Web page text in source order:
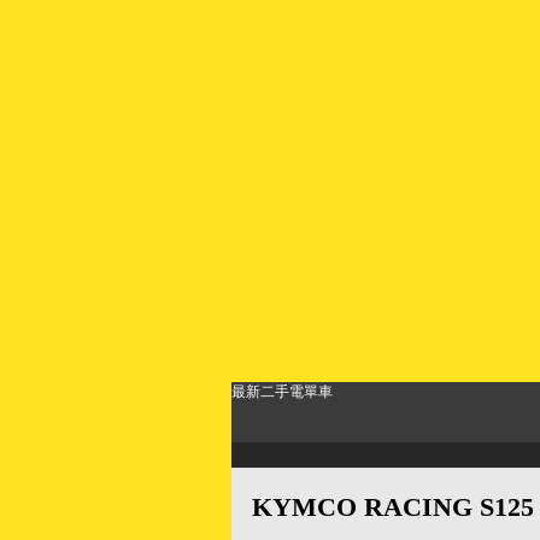
最新二手電單車
KYMCO RACING S125